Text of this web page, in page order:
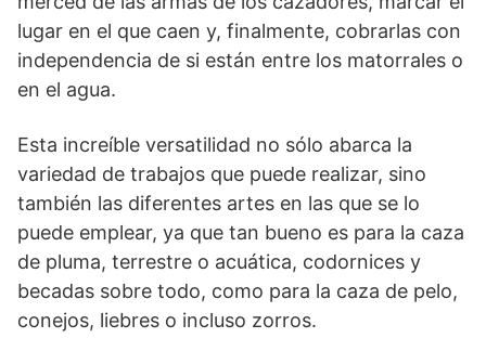
lugar en el que caen y, finalmente, cobrarlas con
independencia de si están entre los matorrales o
en el agua.
Esta increíble versatilidad no sólo abarca la
variedad de trabajos que puede realizar, sino
también las diferentes artes en las que se lo
puede emplear, ya que tan bueno es para la caza
de pluma, terrestre o acuática, codornices y
becadas sobre todo, como para la caza de pelo,
conejos, liebres o incluso zorros.